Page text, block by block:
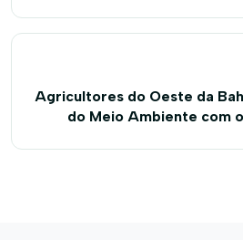
Agricultores do Oeste da
do Meio Ambiente com